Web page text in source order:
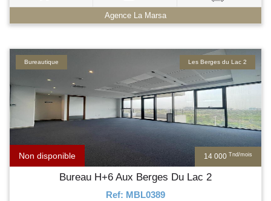
Agence La Marsa
14 000 Tnd/mois
Non disponible
Les Berges du Lac 2
Bureautique
Bureau H+6 Aux Berges Du Lac 2
Ref: MBL0389